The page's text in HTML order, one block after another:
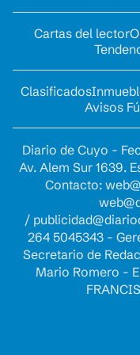
Cartas del lector
Clasificados
Avisos
Diario de Cuyo -
Av. Alem Sur 1639.
Contacto:
/
264 5045343 -
Secretario de
Mario Romero -